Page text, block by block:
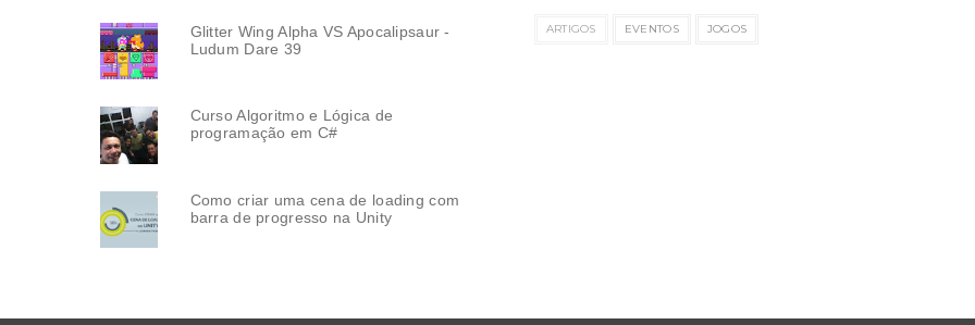
Glitter Wing Alpha VS Apocalipsaur -
Ludum Dare 39
Curso Algoritmo e Lógica de
programação em C#
Como criar uma cena de loading com
barra de progresso na Unity
ARTIGOS EVENTOS JOGOS